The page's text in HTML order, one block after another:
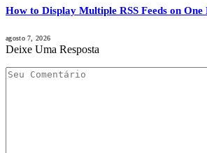
How to Display Multiple RSS Feeds on One
agosto 7, 2026
Deixe Uma Resposta